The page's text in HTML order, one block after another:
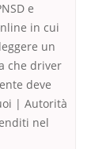
e
in cui
un
che driver
deve
| Autorità
nel